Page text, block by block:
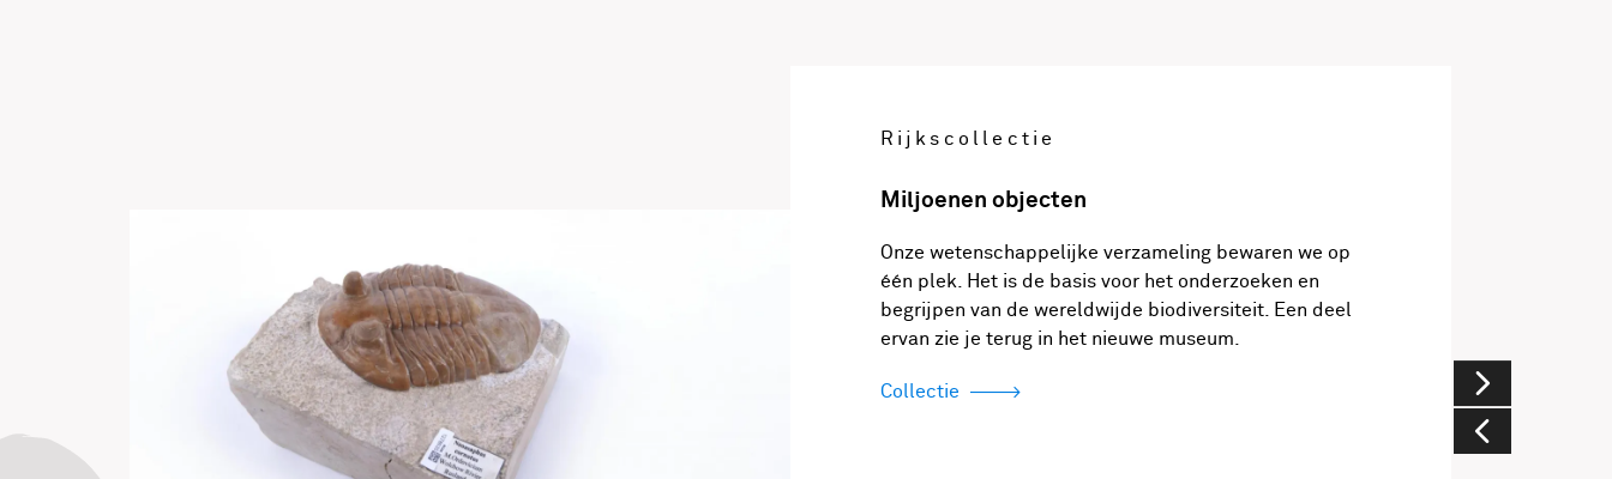
Rijkscollectie
Miljoenen objecten
Onze wetenschappelijke verzameling bewaren we op
één plek. Het is de basis voor het onderzoeken en
begrijpen van de wereldwijde biodiversiteit. Een deel
ervan zie je terug in het nieuwe museum.
Collectie